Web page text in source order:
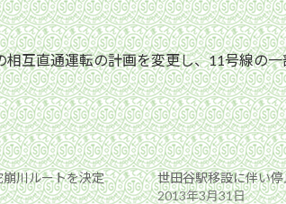
互直通運転の計画を変更し、11号線の
川ルートを決定
世田谷駅移設に伴い
2013年3月31日